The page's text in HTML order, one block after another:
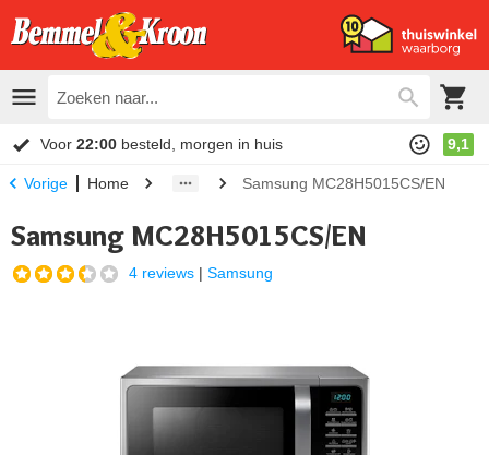
Voor 22:00 besteld, morgen in huis 9,1
Vorige Home Samsung MC28H5015CS/EN
Samsung MC28H5015CS/EN
4 reviews | Samsung